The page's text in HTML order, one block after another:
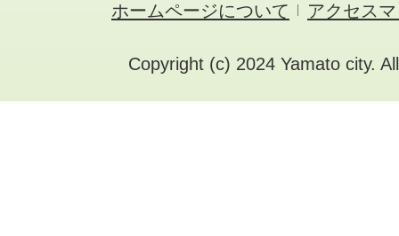
ホームページについて アクセス
Copyright (c) 2024 Yamato city.